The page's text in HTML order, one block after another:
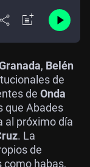
, Belén
de
de Onda
que Abades
al próximo día
. La
de
como habas,